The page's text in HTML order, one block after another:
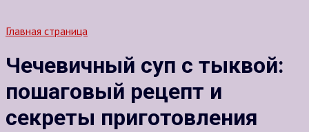
Главная страница
Чечевичный суп с тыквой:
пошаговый рецепт и
секреты приготовления